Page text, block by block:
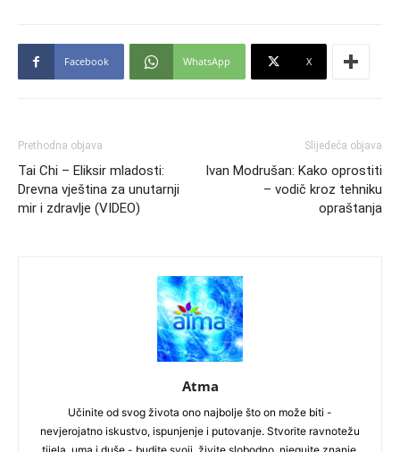
Facebook WhatsApp X
Prethodna objava
Tai Chi – Eliksir mladosti:
Drevna vještina za unutarnji
mir i zdravlje (VIDEO)
Slijedeća objava
Ivan Modrušan: Kako oprostiti
– vodič kroz tehniku
opraštanja
Atma
Učinite od svog života ono najbolje što on može biti -
nevjerojatno iskustvo, ispunjenje i putovanje. Stvorite ravnotežu